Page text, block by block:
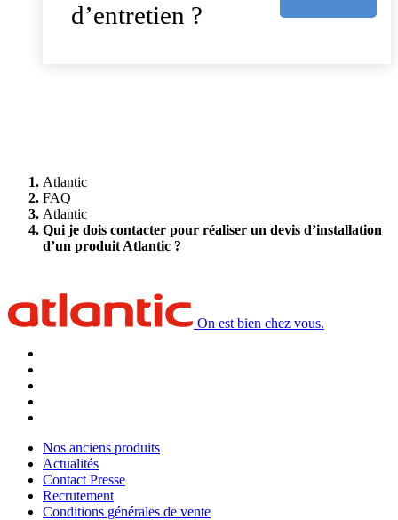
d’entretien ?
Atlantic
FAQ
Atlantic
Qui je dois contacter pour réaliser un devis d’installation
d’un produit Atlantic ?
On est bien chez vous.
Nos anciens produits
Actualités
Contact Presse
Recrutement
Conditions générales de vente